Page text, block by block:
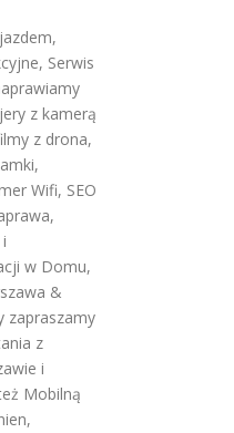
,
, Serwis
z kamerą
z drona,
,
Wifi, SEO
w Domu,
&
zapraszamy
z
i
Mobilną
,